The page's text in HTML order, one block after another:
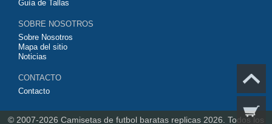
Guía de Tallas
SOBRE NOSOTROS
Sobre Nosotros
Mapa del sitio
Noticias
CONTACTO
Contacto
© 2007-2026 Camisetas de futbol baratas replicas 2026. Todos los